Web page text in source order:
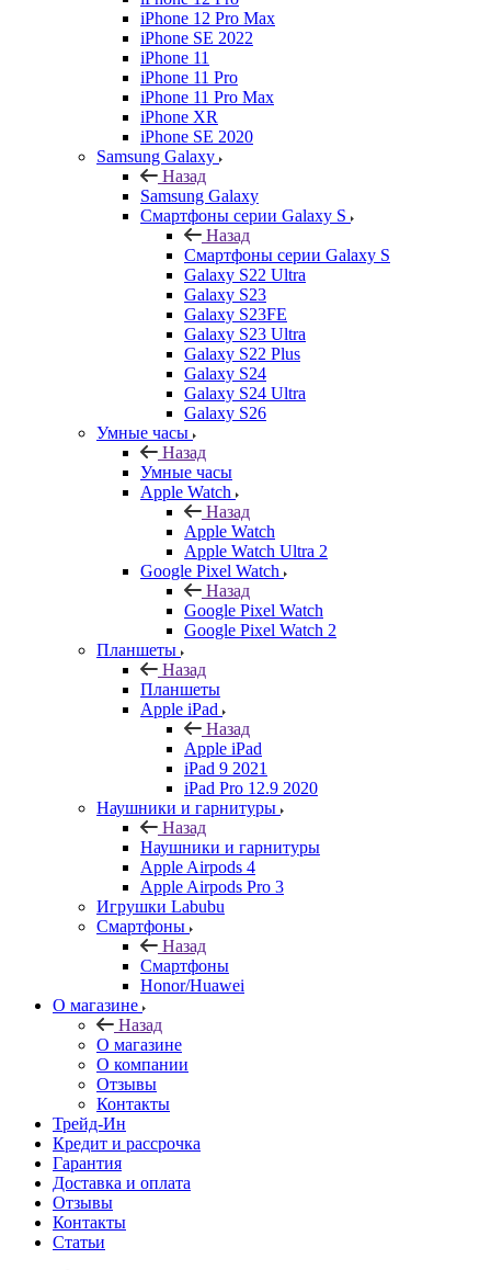
iPhone 12 Pro Max
iPhone SE 2022
iPhone 11
iPhone 11 Pro
iPhone 11 Pro Max
iPhone XR
iPhone SE 2020
Samsung Galaxy
Назад
Samsung Galaxy
Смартфоны серии Galaxy S
Назад
Смартфоны серии Galaxy S
Galaxy S22 Ultra
Galaxy S23
Galaxy S23FE
Galaxy S23 Ultra
Galaxy S22 Plus
Galaxy S24
Galaxy S24 Ultra
Galaxy S26
Умные часы
Назад
Умные часы
Apple Watch
Назад
Apple Watch
Apple Watch Ultra 2
Google Pixel Watch
Назад
Google Pixel Watch
Google Pixel Watch 2
Планшеты
Назад
Планшеты
Apple iPad
Назад
Apple iPad
iPad 9 2021
iPad Pro 12.9 2020
Наушники и гарнитуры
Назад
Наушники и гарнитуры
Apple Airpods 4
Apple Airpods Pro 3
Игрушки Labubu
Смартфоны
Назад
Смартфоны
Honor/Huawei
О магазине
Назад
О магазине
О компании
Отзывы
Контакты
Трейд-Ин
Кредит и рассрочка
Гарантия
Доставка и оплата
Отзывы
Контакты
Статьи